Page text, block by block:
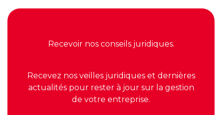
Recevoir nos conseils juridiques.
Recevez nos veilles juridiques et dernières
actualités pour rester à jour sur la gestion
de votre entreprise.